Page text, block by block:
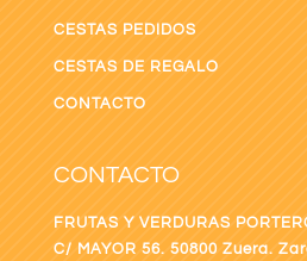
CESTAS PEDIDOS
CESTAS DE REGALO
CONTACTO
CONTACTO
FRUTAS Y VERDURAS
C/ MAYOR 56. 50800 Zuera.